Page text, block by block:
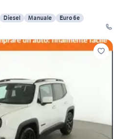
Diesel Manuale
Euro 6e